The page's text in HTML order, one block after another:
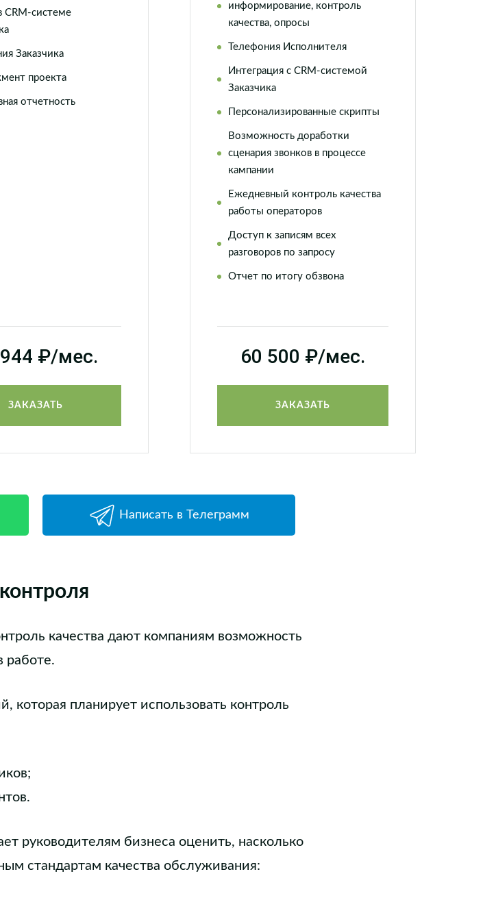
CRM-системе
Заказчика
проекта
отчетность
₽/мес.
ЗАКАЗАТЬ
информирование, контроль
качества, опросы
Телефония Исполнителя
Интеграция с CRM-системой
Заказчика
Персонализированные скрипты
Возможность доработки
сценария звонков в процессе
кампании
Ежедневный контроль качества
работы операторов
Доступ к записям всех
разговоров по запросу
Отчет по итогу обзвона
60 500 ₽/мес.
ЗАКАЗАТЬ
Написать в Телеграмм
качества дают компаниям возможность
работе.
которая планирует использовать контроль
руководителям бизнеса оценить, насколько
стандартам качества обслуживания: